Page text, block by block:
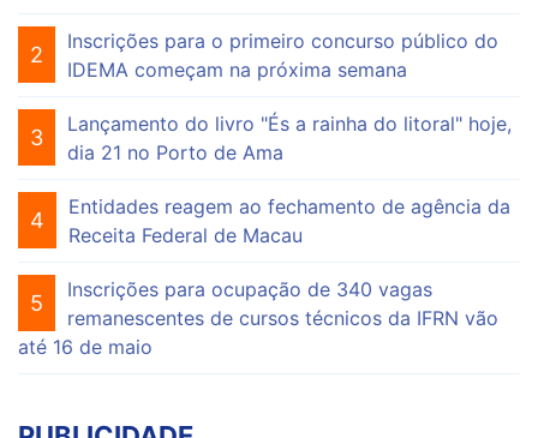
2
Inscrições para o primeiro concurso público do
IDEMA começam na próxima semana
3
Lançamento do livro "És a rainha do litoral" hoje,
dia 21 no Porto de Ama
4
Entidades reagem ao fechamento de agência da
Receita Federal de Macau
5
Inscrições para ocupação de 340 vagas
remanescentes de cursos técnicos da IFRN vão
até 16 de maio